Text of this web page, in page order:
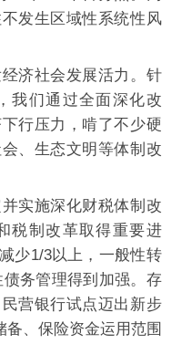
发生区域性系统性风
济社会发展活力。针
我们通过全面深化改
行压力，啃了不少硬
、生态文明等体制改
实施深化财税体制改
税制改革取得重要进
少1/3以上，一般性转
务管理得到加强。存
营银行试点迈出新步
备、保险资金运用范围